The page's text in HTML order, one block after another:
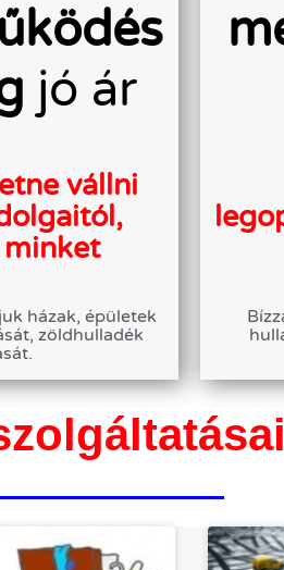
jó ár
vállni
minket
házak, épületek
zöldhulladék